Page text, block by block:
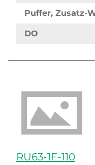
Puffer, Zusatz-
DO
RU63-1F-110